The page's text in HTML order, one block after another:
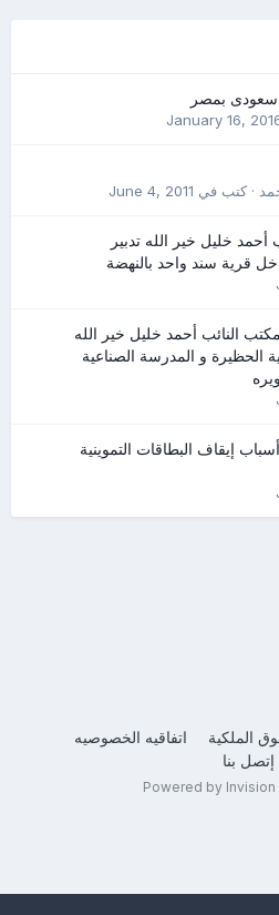
بمصر
January 16,
· كتب في June 4, 2011
خليل خير الله تدبير
قرية سند واحد بالنهضة
النائب أحمد خليل خير الله
الحظيرة و المدرسة الصناعية
إيقاف البطاقات التموينية
الملكية
اتفاقيه الخصوصيه
إتصل بنا
Powered by